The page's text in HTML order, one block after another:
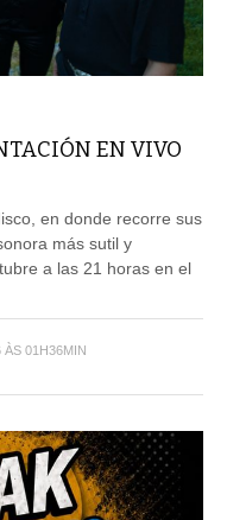
EN VIVO
en donde recorre sus
más sutil y
a las 21 horas en el
ÀS 01H36MIN